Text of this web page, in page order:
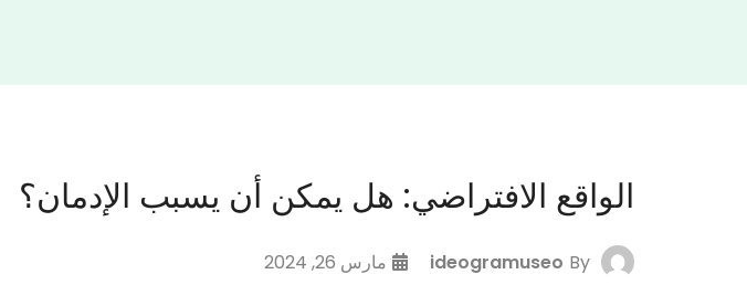
الواقع الافتراضي: هل يمكن أن يسبب الإدمان؟
By
ideogramuseo مارس 26, 2024